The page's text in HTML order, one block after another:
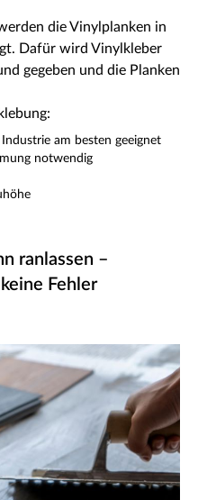
die Vinylplanken in
Dafür wird Vinylkleber
gegeben und die Planken
am besten geeignet
notwendig
ranlassen –
Fehler